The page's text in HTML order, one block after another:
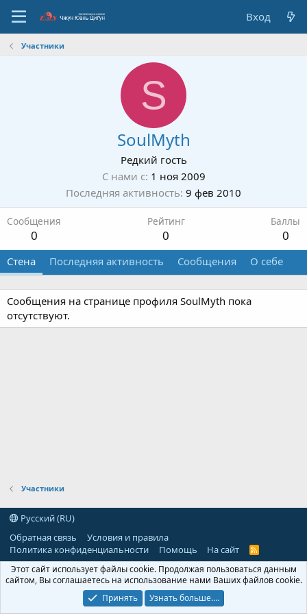
Вход
Участники
S
SoulMyth
Редкий гость
С нами с 1 ноя 2009
Последняя активность 9 фев 2010
Сообщения
0
Рейтинг
0
Баллы
0
Стена Последняя активность Сообщения О себе
Сообщения на странице профиля SoulMyth пока
отсутствуют.
Участники
Русский (RU)
Обратная связь
Условия и правила
Политика конфиденциальности
Помощь На сайт
R
S
Этот сайт использует файлы cookie. Продолжая пользоваться данным
сайтом, Вы соглашаетесь на использование нами Ваших файлов cookie.
Принять
Узнать больше.…